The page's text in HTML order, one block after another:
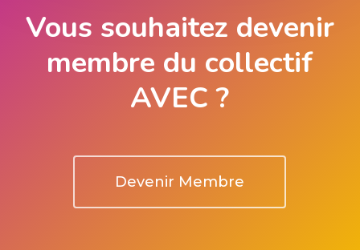
Vous souhaitez devenir
membre du collectif
AVEC ?
Devenir Membre